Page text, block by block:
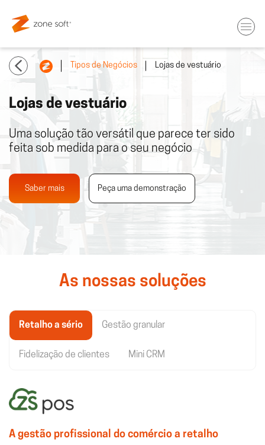
Tipos de Negócios Lojas de vestuário
Lojas de vestuário
Uma solução tão versátil que parece ter sido
feita sob medida para o seu negócio
Saber mais Peça uma demonstração
As nossas soluções
Retalho a sério Gestão granular
Fidelização de clientes Mini CRM
A gestão profissional do comércio a retalho